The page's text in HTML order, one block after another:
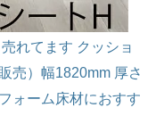
れてます クッショ
売）幅1820mm 厚さ
ォーム床材におすす